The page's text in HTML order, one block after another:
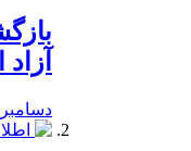
دسامبر 25, 2019